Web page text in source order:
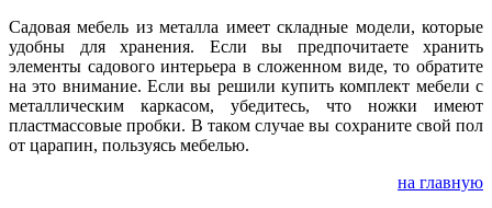
Садовая мебель из металла имеет складные модели, которые
удобны для хранения. Если вы предпочитаете хранить
элементы садового интерьера в сложенном виде, то обратите
на это внимание. Если вы решили купить комплект мебели с
металлическим каркасом, убедитесь, что ножки имеют
пластмассовые пробки. В таком случае вы сохраните свой пол
от царапин, пользуясь мебелью.
на главную